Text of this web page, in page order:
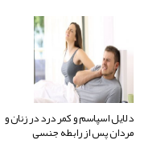
دلایل اسپاسم و کمر درد در زنان و
مردان پس از رابطه جنسی